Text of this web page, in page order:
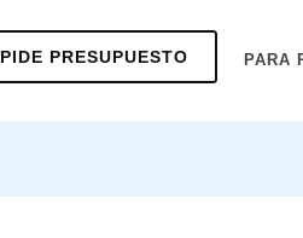
PIDE PRESUPUESTO PARA